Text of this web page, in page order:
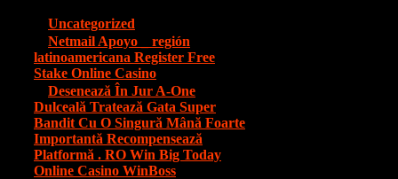
Categorías
Uncategorized
Netmail Apoyo _ región
latinoamericana Register Free
Stake Online Casino
Desenează În Jur A-One
Dulceală Tratează Gata Super
Bandit Cu O Singură Mână Foarte
Importantă Recompensează
Platformă . RO Win Big Today
Online Casino WinBoss